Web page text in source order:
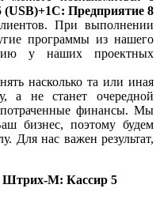
Предприятие 8
При выполнении
программы из нашего
у наших проектных
насколько та или иная
а не станет очередной
потраченные финансы. Мы
бизнес, поэтому будем
Для нас важен результат,
Штрих-М: Кассир 5